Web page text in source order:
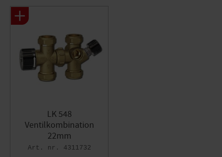
Specifikationer
Tryk: PN10
Materiale: AZH-messing
LK 548
Ventilkombination
22mm
4311732